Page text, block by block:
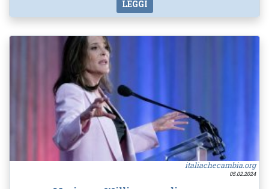
LEGGI
italiachecambia.org
05.02.2024